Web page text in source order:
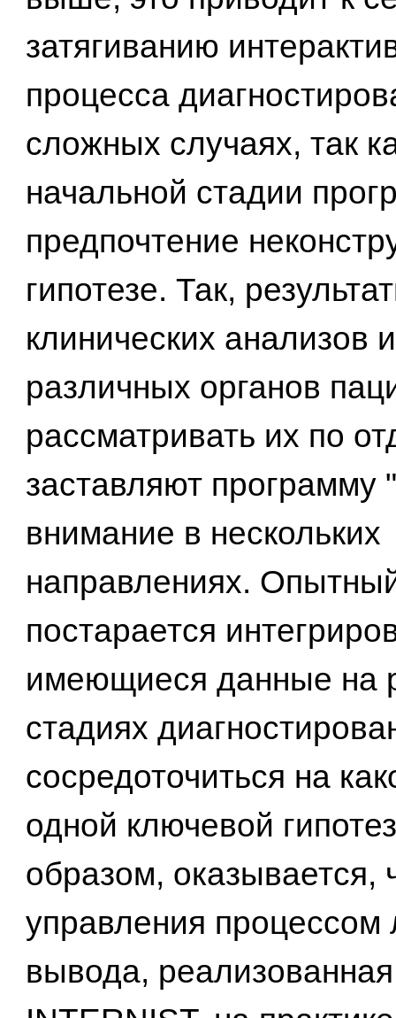
затягиванию
процесса
сложных случаях, так
начальной стадии
предпочтение
гипотезе. Так,
клинических анализов
различных органов
рассматривать их по
заставляют программу
внимание в нескольких
направлениях.
постарается
имеющиеся данные на
стадиях
сосредоточиться на
одной ключевой
образом, оказывается,
управления процессом
вывода,